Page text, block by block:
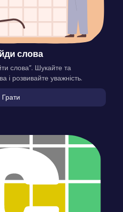
слова
слова”. Шукайте та
і розвивайте уважність.
Грати